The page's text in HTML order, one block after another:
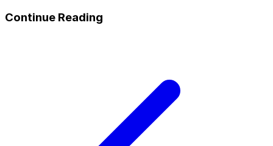
Continue Reading